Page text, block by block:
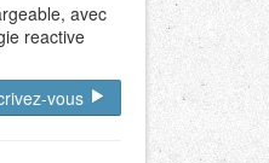
avec
reactive
vous